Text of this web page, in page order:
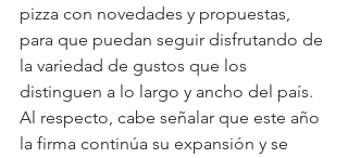
pizza con novedades y propuestas,
para que puedan seguir disfrutando de
la variedad de gustos que los
distinguen a lo largo y ancho del país.
Al respecto, cabe señalar que este año
la firma continúa su expansión y se